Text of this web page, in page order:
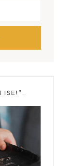
ISE!”.